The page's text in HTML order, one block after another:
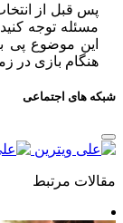
پس قبل از
مسئله توجه
این موضوع پی
هنگام بازی در
شبکه های اجتماعی
مقالات مرتبط